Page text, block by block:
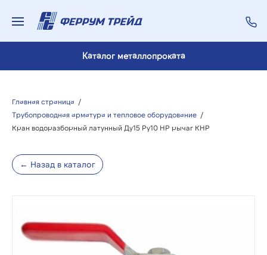
Каталог металлопроката
Главная страница /
Трубопроводная арматура и тепловое оборудование /
Кран водоразборный латунный Ду15 Ру10 НР рычаг КНР
← Назад в каталог